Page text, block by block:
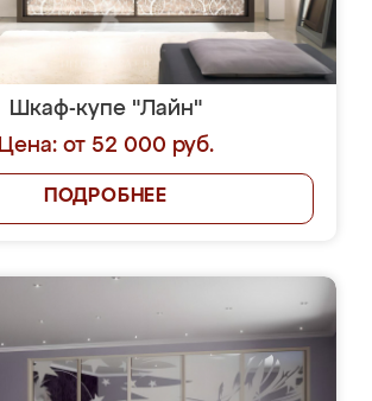
Шкаф-купе "Лайн"
Цена: от 52 000 руб.
ПОДРОБНЕЕ